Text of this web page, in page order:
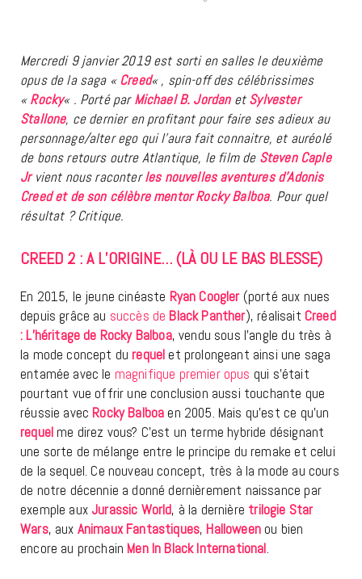
Mercredi 9 janvier 2019 est sorti en salles le deuxième
opus de la saga «Creed« , spin-off des célébrissimes
«Rocky« . Porté parMichael B. JordanetSylvester
Stallone, ce dernier en profitant pour faire ses adieux au
personnage/alter ego qui l’aura fait connaitre, et auréolé
de bons retours outre Atlantique, le film de Steven Caple
Jrvient nous raconterles nouvelles aventures d’Adonis
Creed et de son célèbre mentor Rocky Balboa. Pour quel
résultat ? Critique.
CREED 2 : A L’ORIGINE… (LÀ OU LE BAS BLESSE)
En 2015, le jeune cinéaste Ryan Coogler(porté aux nues
depuis grâce au succès de Black Panther), réalisait Creed
: L’héritage de Rocky Balboa, vendu sous l’angle du très à
la mode concept du requel et prolongeant ainsi une saga
entamée avec le magnifique premier opus qui s’était
pourtant vue offrir une conclusion aussi touchante que
réussie avec Rocky Balboa en 2005. Mais qu’est ce qu’un
requel me direz vous? C’est un terme hybride désignant
une sorte de mélange entre le principe du remake et celui
de la sequel. Ce nouveau concept, très à la mode au cours
de notre décennie a donné dernièrement naissance par
exemple aux Jurassic World, à la dernière trilogie Star
Wars, aux Animaux Fantastiques, Halloween ou bien
encore au prochain Men In Black International.